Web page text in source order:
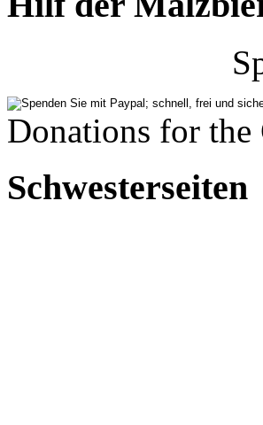
Donations for the
Schwesterseiten